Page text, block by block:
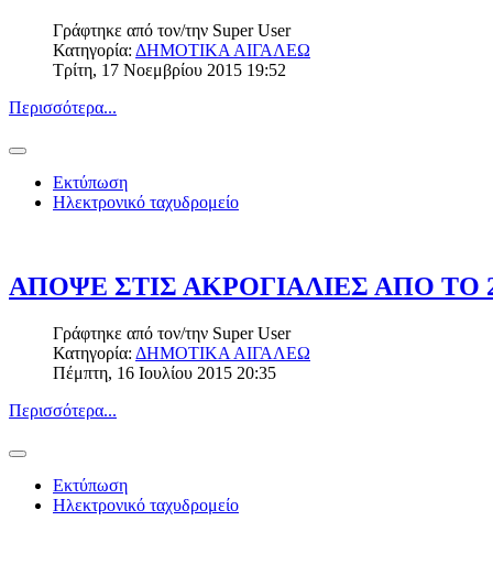
Γράφτηκε από τον/την Super User
Κατηγορία: ΔΗΜΟΤΙΚΑ ΑΙΓΑΛΕΩ
Τρίτη, 17 Νοεμβρίου 2015 19:52
Περισσότερα...
Εκτύπωση
Ηλεκτρονικό ταχυδρομείο
ΑΠΟΨΕ ΣΤΙΣ ΑΚΡΟΓΙΑΛΙΕΣ ΑΠΟ ΤΟ
Γράφτηκε από τον/την Super User
Κατηγορία: ΔΗΜΟΤΙΚΑ ΑΙΓΑΛΕΩ
Πέμπτη, 16 Ιουλίου 2015 20:35
Περισσότερα...
Εκτύπωση
Ηλεκτρονικό ταχυδρομείο